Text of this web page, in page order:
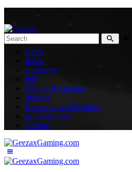
News
Raids
Dungeons
PvP
Patches & Updates
Mounts
Klassennews & Guides
Erweiterungen
Addons